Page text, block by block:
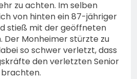
zu achten. Im selben
von hinten ein 87-jähriger
stieß mit der geöffneten
Der Monheimer stürzte zu
so schwer verletzt, dass
den verletzten Senior
brachten.